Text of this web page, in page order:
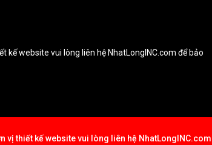
website vui lòng liên hệ NhatLongINC.com để bảo
vị thiết kế website vui lòng liên hệ NhatLongINC.com